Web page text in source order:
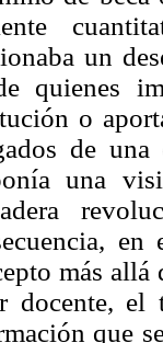
un
quienes
o
de
una
más
docente, el
que